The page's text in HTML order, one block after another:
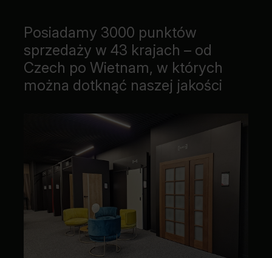
Posiadamy 3000 punktów
sprzedaży w 43 krajach – od
Czech po Wietnam, w których
można dotknąć naszej jakości